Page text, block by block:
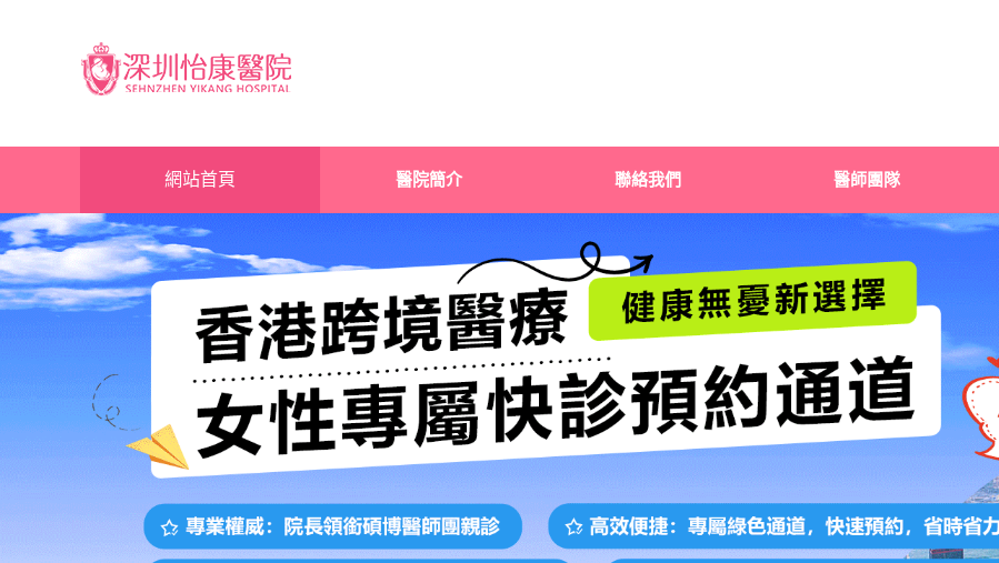
網站首頁 醫院簡介 聯絡我們 醫師團隊